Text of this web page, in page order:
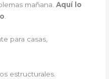
mañana.Aquí lo
.
para casas,
estructurales.